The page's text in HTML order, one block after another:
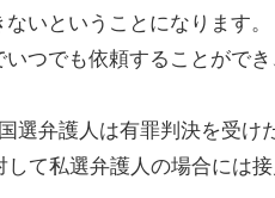
いということになります。
つでも依頼することがで
選弁護人は有罪判決を受
て私選弁護人の場合には